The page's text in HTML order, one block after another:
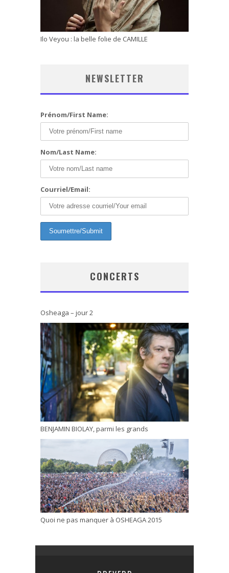
Ilo Veyou : la belle folie de CAMILLE
NEWSLETTER
Prénom/First Name:
Nom/Last Name:
Courriel/Email:
CONCERTS
Osheaga – jour 2
BENJAMIN BIOLAY, parmi les grands
Quoi ne pas manquer à OSHEAGA 2015